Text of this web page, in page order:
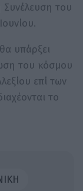
Συνέλευση του
υπάρξει
του κόσμου
επί των
το